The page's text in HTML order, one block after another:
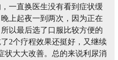
一直换医生没有看到症状缓
上起夜一到两次，因为正在
以最后选了口服比较方便的
2个疗程效果还挺好，又继续
状大大改善。总的来说利尿消